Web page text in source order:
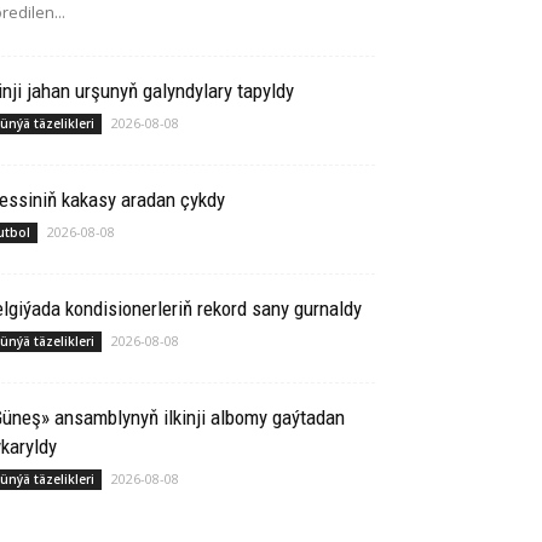
jahan urşunyň galyndylary tapyldy
täzelikleri 2026-08-08
kakasy aradan çykdy
2026-08-08
kondisionerleriň rekord sany gurnaldy
täzelikleri 2026-08-08
ansamblynyň ilkinji albomy gaýtadan
täzelikleri 2026-08-08